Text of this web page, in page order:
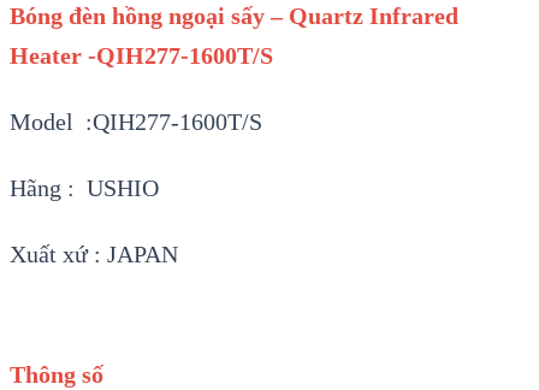
Bóng đèn hồng ngoại sấy – Quartz Infrared
Heater -QIH277-1600T/S
Model :QIH277-1600T/S
Hãng : USHIO
Xuất xứ : JAPAN
Thông số